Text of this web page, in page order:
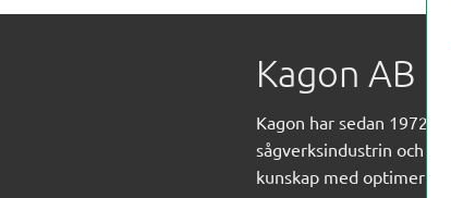
Kagon AB
Kagon har sedan 1972
sågverksindustrin och
kunskap med